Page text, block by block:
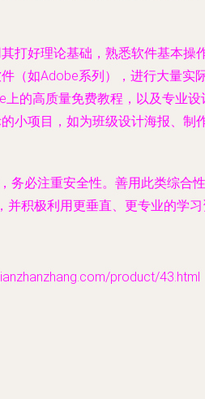
其打好理论基础，熟悉软件基本操
（如Adobe系列），进行大量实
上的高质量免费教程，以及专业
小项目，如为班级设计海报、制
务必注重安全性。善用此类综
积极利用更垂直、更专业的学
product/43.html